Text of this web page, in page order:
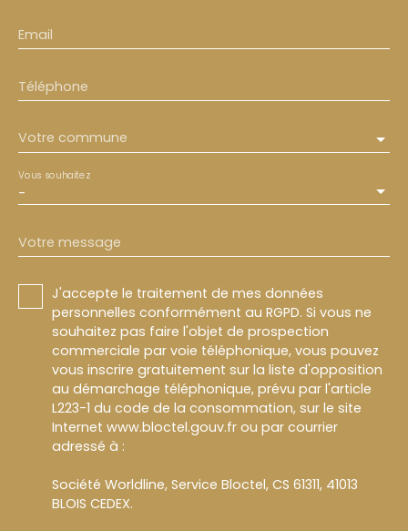
Email
Téléphone
Votre commune
-
Vous souhaitez
Votre message
J'accepte le traitement de mes données
personnelles conformément au RGPD. Si vous ne
souhaitez pas faire l'objet de prospection
commerciale par voie téléphonique, vous pouvez
vous inscrire gratuitement sur la liste d'opposition
au démarchage téléphonique, prévu par l'article
L223-1 du code de la consommation, sur le site
Internet www.bloctel.gouv.fr ou par courrier
adressé à :
Société Worldline, Service Bloctel, CS 61311, 41013
BLOIS CEDEX.